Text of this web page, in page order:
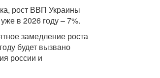
рост ВВП Украины
в 2026 году – 7%.
замедление роста
будет вызвано
россии и